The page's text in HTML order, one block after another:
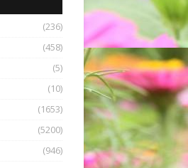
(236)
(458)
(5)
(10)
(1653)
(5200)
(946)